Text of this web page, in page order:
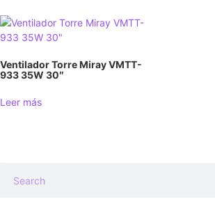
Ventilador Torre Miray VMTT-
933 35W 30″
Leer más